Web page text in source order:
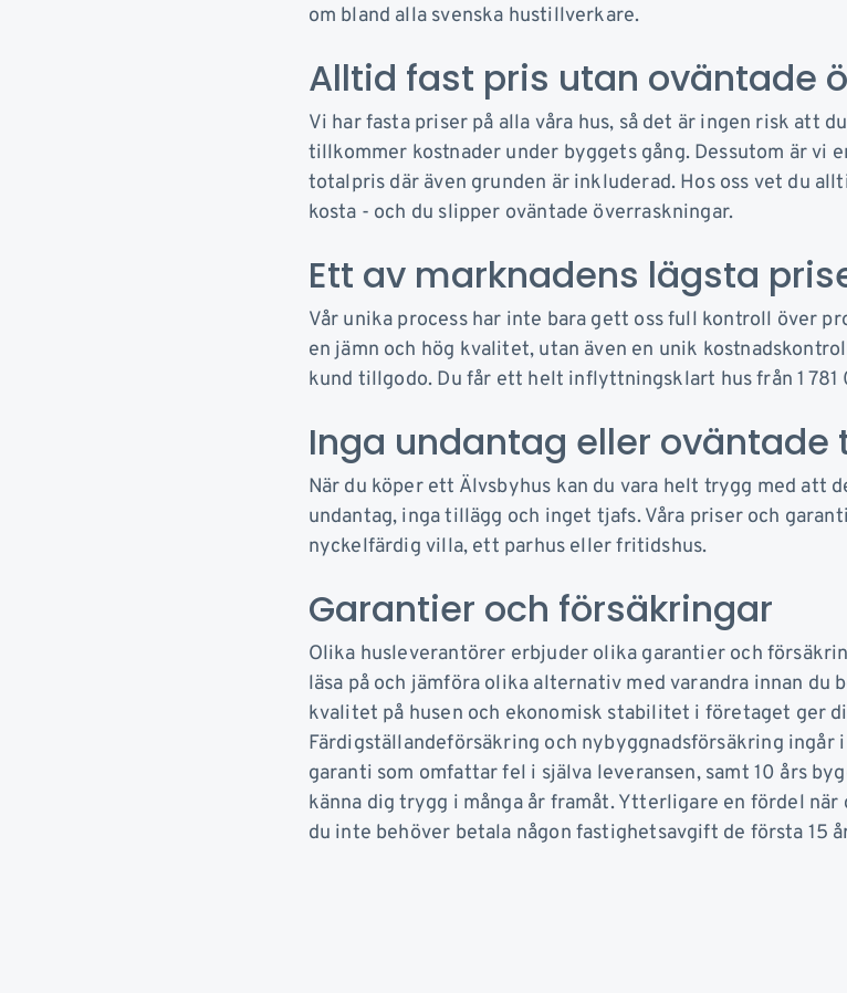
om bland alla svenska hustillverkare.
Alltid fast pris utan oväntade
Vi har fasta priser på alla våra hus, så det är ingen risk att
tillkommer kostnader under byggets gång. Dessutom är vi
totalpris där även grunden är inkluderad. Hos oss vet du
kosta - och du slipper oväntade överraskningar.
Ett av marknadens lägsta
Vår unika process har inte bara gett oss full kontroll över
en jämn och hög kvalitet, utan även en unik
kund tillgodo. Du får ett helt inflyttningsklart hus från 1
Inga undantag eller oväntade
När du köper ett Älvsbyhus kan du vara helt trygg med att
undantag, inga tillägg och inget tjafs. Våra priser och
nyckelfärdig villa, ett parhus eller fritidshus.
Garantier och försäkringar
Olika husleverantörer erbjuder olika garantier och
läsa på och jämföra olika alternativ med varandra innan du
kvalitet på husen och ekonomisk stabilitet i företaget ger
Färdigställandeförsäkring och nybyggnadsförsäkring ingår
garanti som omfattar fel i själva leveransen, samt 10 års
känna dig trygg i många år framåt. Ytterligare en fördel
du inte behöver betala någon fastighetsavgift de första 15